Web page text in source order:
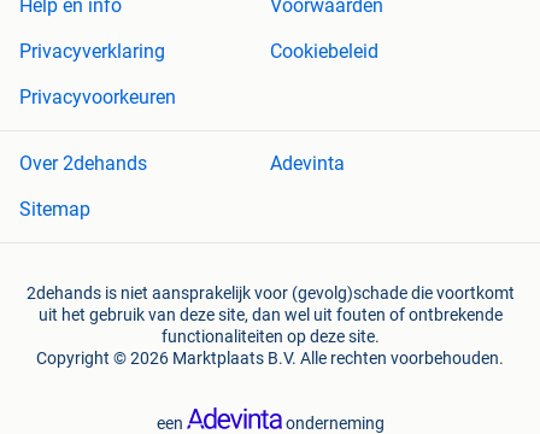
Help en info
Voorwaarden
Privacyverklaring
Cookiebeleid
Privacyvoorkeuren
Over 2dehands
Adevinta
Sitemap
2dehands is niet aansprakelijk voor (gevolg)schade die voortkomt
uit het gebruik van deze site, dan wel uit fouten of ontbrekende
functionaliteiten op deze site.
Copyright © 2026 Marktplaats B.V. Alle rechten voorbehouden.
een onderneming